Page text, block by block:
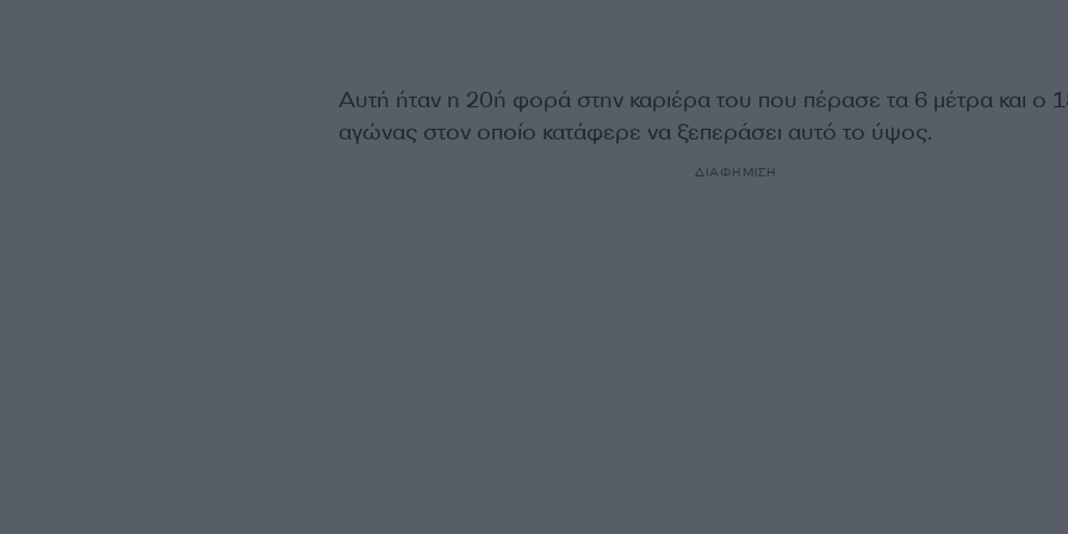
Αυτή ήταν η 20ή φορά στην καριέρα του που πέρασε τα 6 μέτρα και ο
αγώνας στον οποίο κατάφερε να ξεπεράσει αυτό το ύψος.
ΔΙΑΦΗΜΙΣΗ